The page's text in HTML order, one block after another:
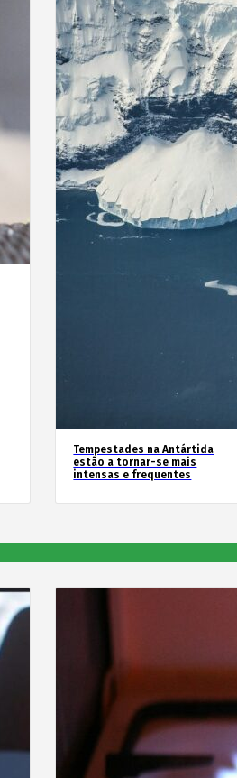
Tempestades na Antártida
estão a tornar-se mais
intensas e frequentes